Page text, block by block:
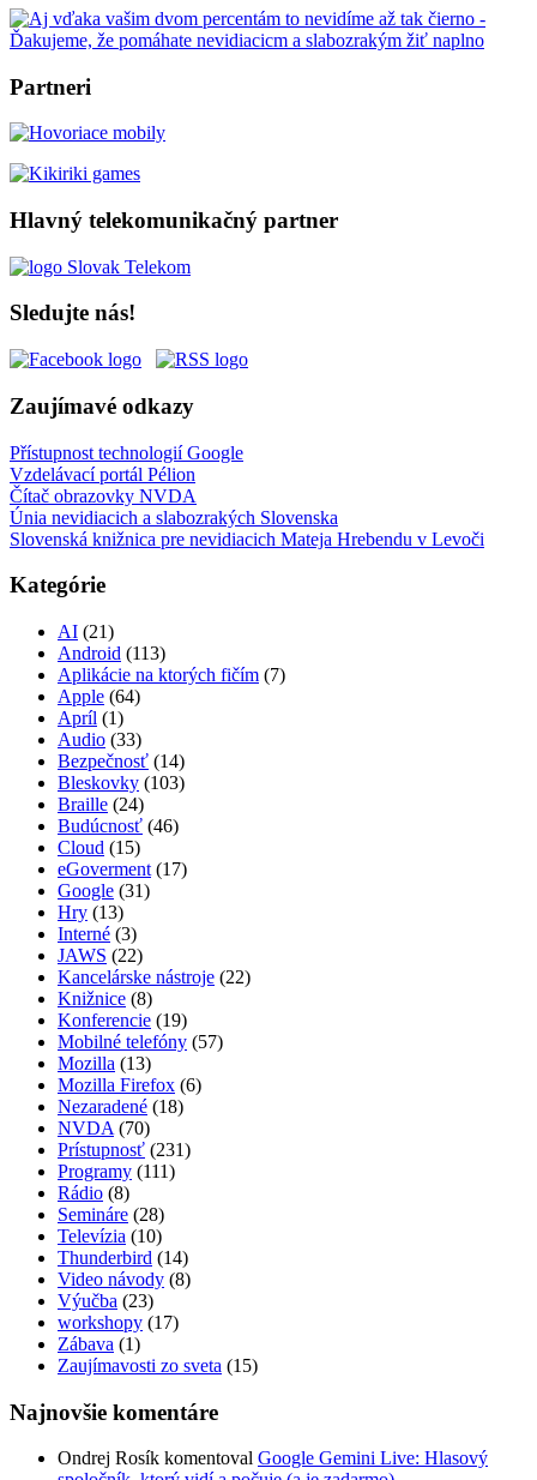
Partneri
Hlavný telekomunikačný partner
Sledujte nás!
Zaujímavé odkazy
Přístupnost technologií Google
Vzdelávací portál Pélion
Čítač obrazovky NVDA
Únia nevidiacich a slabozrakých Slovenska
Slovenská knižnica pre nevidiacich Mateja Hrebendu v Levoči
Kategórie
AI (21)
Android (113)
Aplikácie na ktorých fičím (7)
Apple (64)
Apríl (1)
Audio (33)
Bezpečnosť (14)
Bleskovky (103)
Braille (24)
Budúcnosť (46)
Cloud (15)
eGoverment (17)
Google (31)
Hry (13)
Interné (3)
JAWS (22)
Kancelárske nástroje (22)
Knižnice (8)
Konferencie (19)
Mobilné telefóny (57)
Mozilla (13)
Mozilla Firefox (6)
Nezaradené (18)
NVDA (70)
Prístupnosť (231)
Programy (111)
Rádio (8)
Semináre (28)
Televízia (10)
Thunderbird (14)
Video návody (8)
Výučba (23)
workshopy (17)
Zábava (1)
Zaujímavosti zo sveta (15)
Najnovšie komentáre
Ondrej Rosík komentoval Google Gemini Live: Hlasový